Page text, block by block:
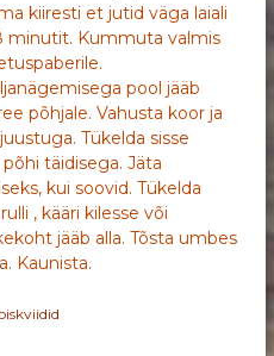
kiiresti et jutid väga laiali
minutit. Kummuta valmis
pool jääb
põhjale. Vahusta koor ja
Tükelda sisse
täidisega. Jäta
kui soovid. Tükelda
, kääri kilesse või
jääb alla. Tõsta umbes
Kaunista.